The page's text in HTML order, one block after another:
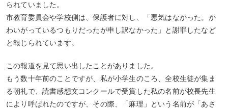
られていました。
市教育委員会や学校側は、保護者に対し、「悪気はなかった。か
わいがっているつもりだったが申し訳なかった」と謝罪したなど
と報じられています。
この報道を見て思い出したことがありました。
もう数十年前のことですが、私が小学生のころ、全校生徒が集ま
る朝礼で、読書感想文コンクールで受賞した私の名前が校長先生
により呼ばれたのですが、その際、「麻理」という名前が「あさ